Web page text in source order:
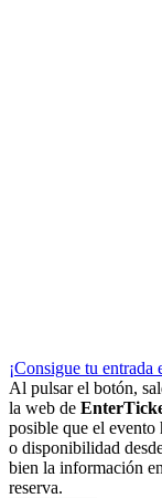
¡Consigue tu entrada
Al pulsar el botón,
la web de
posible que el
o disponibilidad
bien la información
reserva.